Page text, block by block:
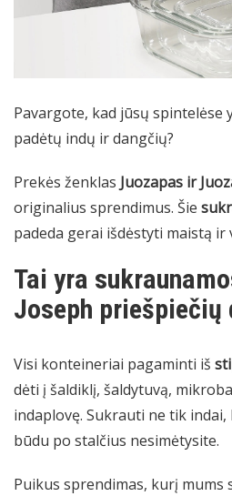
Pavargote, kad jūsų spintelėse
padėtų indų ir dangčių?
Prekės ženklas Juozapas ir
originalius sprendimus. Šie
padeda gerai išdėstyti maistą ir
Tai yra
Joseph priešpiečių
Visi konteineriai pagaminti iš
dėti į šaldiklį, šaldytuvą,
indaplovę. Sukrauti ne tik
būdu po stalčius nesimėtysite.
Puikus sprendimas, kurį mums